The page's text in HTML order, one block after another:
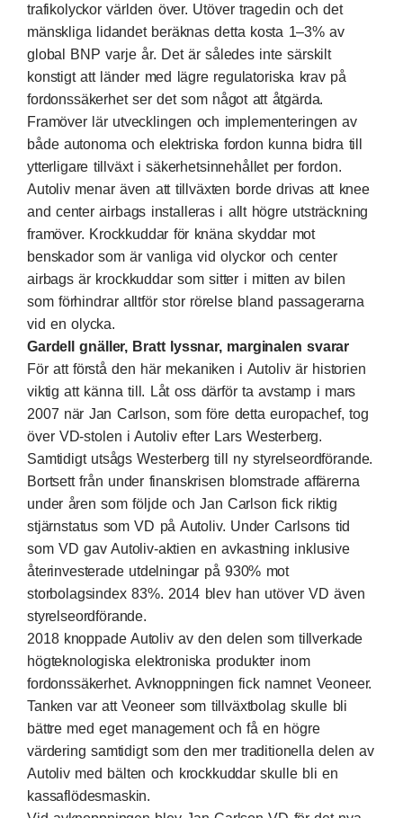
trafikolyckor världen över. Utöver tragedin och det
mänskliga lidandet beräknas detta kosta 1–3% av
global BNP varje år. Det är således inte särskilt
konstigt att länder med lägre regulatoriska krav på
fordonssäkerhet ser det som något att åtgärda.
Framöver lär utvecklingen och implementeringen av
både autonoma och elektriska fordon kunna bidra till
ytterligare tillväxt i säkerhetsinnehållet per fordon.
Autoliv menar även att tillväxten borde drivas att knee
and center airbags installeras i allt högre utsträckning
framöver. Krockkuddar för knäna skyddar mot
benskador som är vanliga vid olyckor och center
airbags är krockkuddar som sitter i mitten av bilen
som förhindrar alltför stor rörelse bland passagerarna
vid en olycka.
Gardell gnäller, Bratt lyssnar, marginalen svarar
För att förstå den här mekaniken i Autoliv är historien
viktig att känna till. Låt oss därför ta avstamp i mars
2007 när Jan Carlson, som före detta europachef, tog
över VD-stolen i Autoliv efter Lars Westerberg.
Samtidigt utsågs Westerberg till ny styrelseordförande.
Bortsett från under finanskrisen blomstrade affärerna
under åren som följde och Jan Carlson fick riktig
stjärnstatus som VD på Autoliv. Under Carlsons tid
som VD gav Autoliv-aktien en avkastning inklusive
återinvesterade utdelningar på 930% mot
storbolagsindex 83%. 2014 blev han utöver VD även
styrelseordförande.
2018 knoppade Autoliv av den delen som tillverkade
högteknologiska elektroniska produkter inom
fordonssäkerhet. Avknoppningen fick namnet Veoneer.
Tanken var att Veoneer som tillväxtbolag skulle bli
bättre med eget management och få en högre
värdering samtidigt som den mer traditionella delen av
Autoliv med bälten och krockkuddar skulle bli en
kassaflödesmaskin.